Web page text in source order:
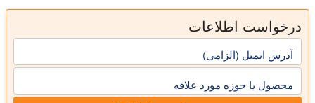
درخواست اطلاعات
آدرس ایمیل (الزامی)
محصول یا حوزه مورد علاقه